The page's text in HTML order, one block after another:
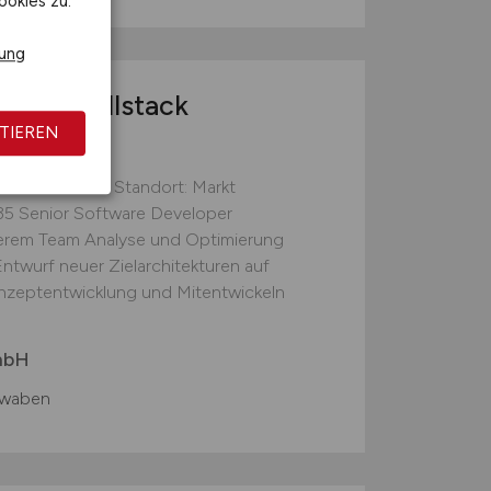
Fullstack
GmbH Standort: Markt
Senior Software Developer
Team Analyse und Optimierung
neuer Zielarchitekturen auf
und Mitentwickeln